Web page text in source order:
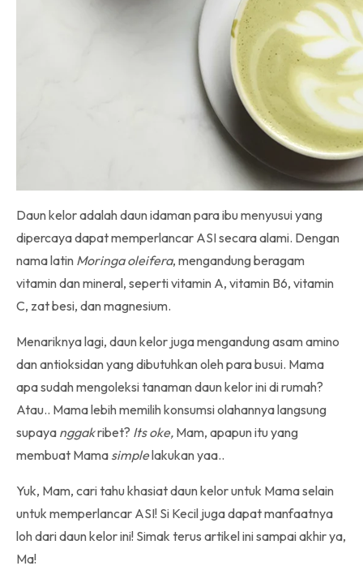
Daun kelor adalah daun idaman para ibu menyusui yang
dipercaya dapat memperlancar ASI secara alami. Dengan
nama latin Moringa oleifera, mengandung beragam
vitamin dan mineral, seperti vitamin A, vitamin B6, vitamin
C, zat besi, dan magnesium.
Menariknya lagi, daun kelor juga mengandung asam amino
dan antioksidan yang dibutuhkan oleh para busui. Mama
apa sudah mengoleksi tanaman daun kelor ini di rumah?
Atau.. Mama lebih memilih konsumsi olahannya langsung
supaya nggakribet? Its oke, Mam, apapun itu yang
membuat Mama simplelakukan yaa..
Yuk, Mam, cari tahu khasiat daun kelor untuk Mama selain
untuk memperlancar ASI! Si Kecil juga dapat manfaatnya
loh dari daun kelor ini! Simak terus artikel ini sampai akhir ya,
Ma!